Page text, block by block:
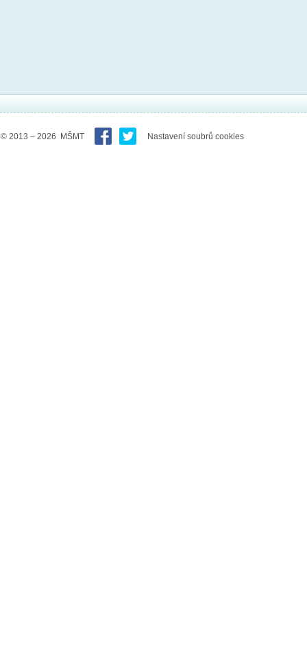
© 2013 – 2026 MŠMT Nastavení soubrů cookies